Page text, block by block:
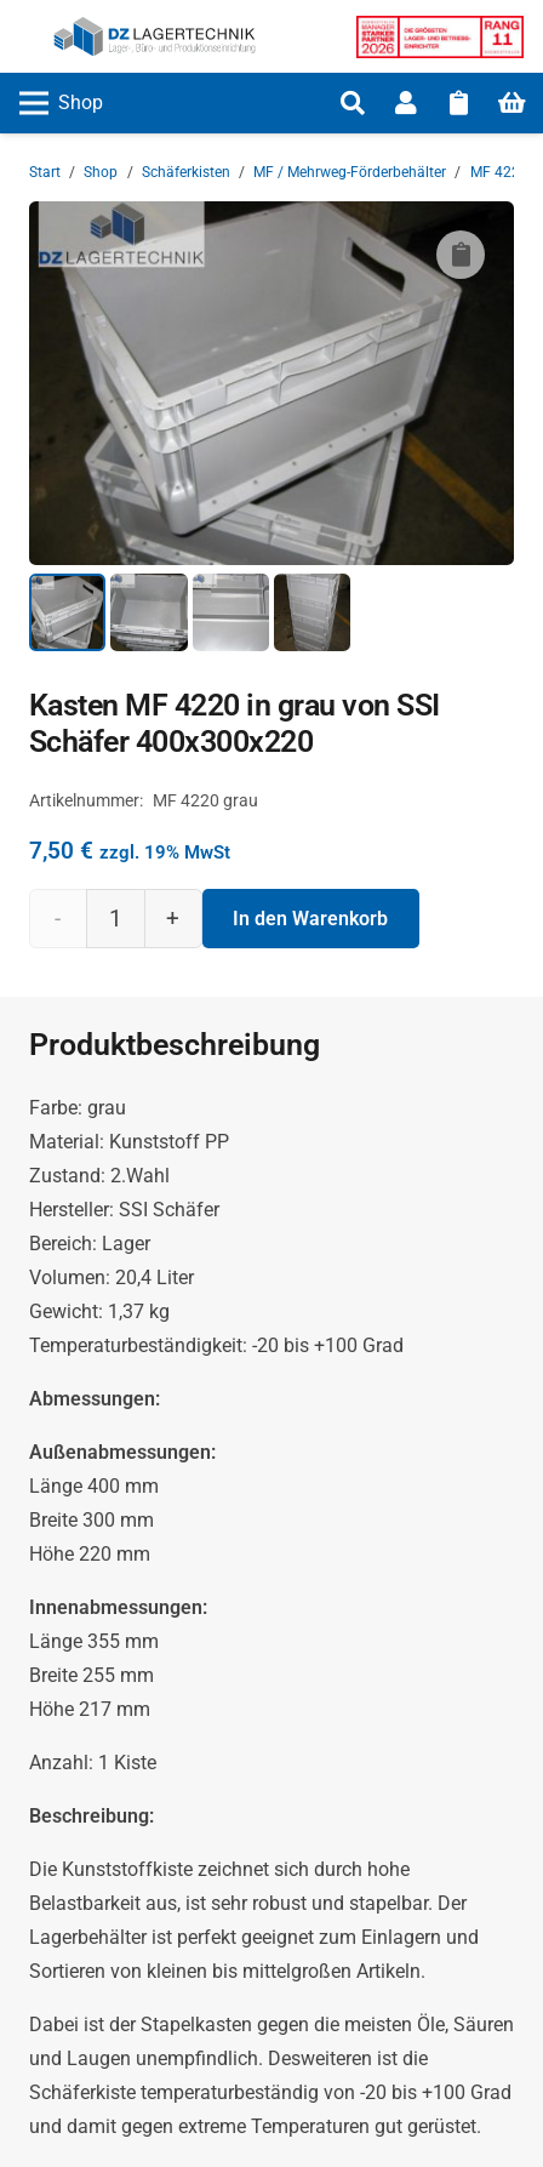
Shop
Start / Shop / Schäferkisten / MF / Mehrweg-Förderbehälter / MF 4220
Kasten MF 4220 in grau von SSI
Schäfer 400x300x220
Artikelnummer: MF 4220 grau
7,50 € zzgl. 19% MwSt
Kasten
4220
grau
von
SSI
Schäfer
In den Warenkorb
Produktbeschreibung
Farbe: grau
Material: Kunststoff PP
Zustand: 2.Wahl
Hersteller: SSI Schäfer
Bereich: Lager
Volumen: 20,4 Liter
Gewicht: 1,37 kg
Temperaturbeständigkeit: -20 bis +100 Grad
Abmessungen:
Außenabmessungen:
Länge 400 mm
Breite 300 mm
Höhe 220 mm
Innenabmessungen:
Länge 355 mm
Breite 255 mm
Höhe 217 mm
Anzahl: 1 Kiste
Beschreibung:
Die Kunststoffkiste zeichnet sich durch hohe
Belastbarkeit aus, ist sehr robust und stapelbar. Der
Lagerbehälter ist perfekt geeignet zum Einlagern und
Sortieren von kleinen bis mittelgroßen Artikeln.
Dabei ist der Stapelkasten gegen die meisten Öle, Säuren
und Laugen unempfindlich. Desweiteren ist die
Schäferkiste temperaturbeständig von -20 bis +100 Grad
und damit gegen extreme Temperaturen gut gerüstet.